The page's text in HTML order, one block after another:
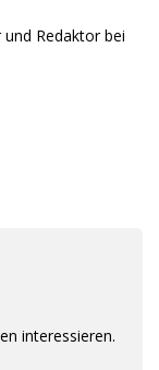
Redaktor bei
interessieren.